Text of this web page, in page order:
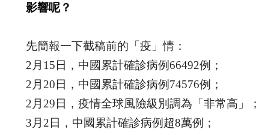
影響呢？
先簡報一下截稿前的「疫」情：
2月15日，中國累計確診病例66492例；
2月20日，中國累計確診病例74576例；
2月29日，疫情全球風險級別調為「非常高」；
3月2日，中國累計確診病例超8萬例；